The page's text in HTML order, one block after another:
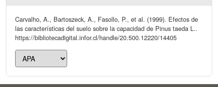
Carvalho, A., Bartoszeck, A., Fasollo, P., et al. (1999). Efectos de
las características del suelo sobre la capacidad de Pinus taeda L..
https://bibliotecadigital.infor.cl/handle/20.500.12220/14405